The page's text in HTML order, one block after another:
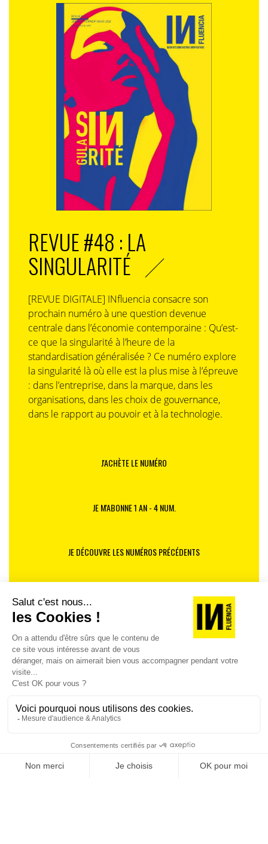
REVUE #48 : LA
SINGULARITÉ
[REVUE DIGITALE] INfluencia consacre son
prochain numéro à une question devenue
centrale dans l’économie contemporaine : Qu’est-
ce que la singularité à l’heure de la
standardisation généralisée ? Ce numéro explore
la singularité là où elle est la plus mise à l’épreuve
: dans l’entreprise, dans la marque, dans les
organisations, dans les choix de gouvernance,
dans le rapport au pouvoir et à la technologie.
J'ACHÈTE LE NUMÉRO
JE M'ABONNE 1 AN - 4 NUM.
JE DÉCOUVRE LES NUMÉROS PRÉCÉDENTS